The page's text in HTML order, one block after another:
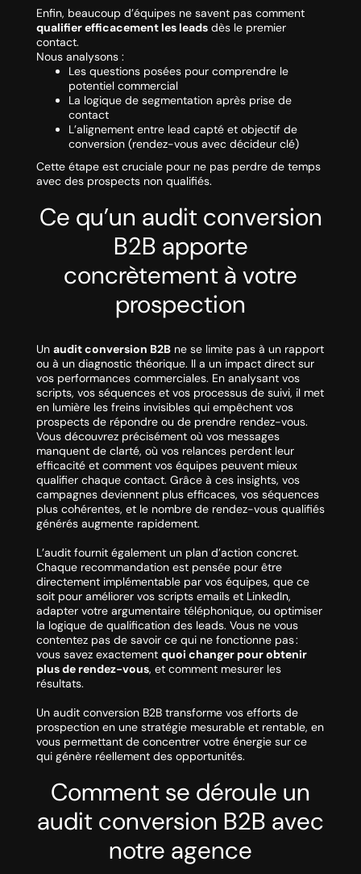
Enfin, beaucoup d’équipes ne savent pas comment
qualifier efficacement les leadsdès le premier
contact.
Nous analysons :
Les questions posées pour comprendre le
potentiel commercial
La logique de segmentation après prise de
contact
L’alignement entre lead capté et objectif de
conversion (rendez-vous avec décideur clé)
Cette étape est cruciale pour ne pas perdre de temps
avec des prospects non qualifiés.
Ce qu’un audit conversion
B2B apporte
concrètement à votre
prospection
Un audit conversion B2Bne se limite pas à un rapport
ou à un diagnostic théorique. Il a un impact direct sur
vos performances commerciales. En analysant vos
scripts, vos séquences et vos processus de suivi, il met
en lumière les freins invisibles qui empêchent vos
prospects de répondre ou de prendre rendez-vous.
Vous découvrez précisément où vos messages
manquent de clarté, où vos relances perdent leur
efficacité et comment vos équipes peuvent mieux
qualifier chaque contact. Grâce à ces insights, vos
campagnes deviennent plus efficaces, vos séquences
plus cohérentes, et le nombre de rendez-vous qualifiés
générés augmente rapidement.
L’audit fournit également un plan d’action concret.
Chaque recommandation est pensée pour être
directement implémentable par vos équipes, que ce
soit pour améliorer vos scripts emails et LinkedIn,
adapter votre argumentaire téléphonique, ou optimiser
la logique de qualification des leads. Vous ne vous
contentez pas de savoir ce qui ne fonctionne pas :
vous savez exactement quoi changer pour obtenir
plus de rendez-vous, et comment mesurer les
résultats.
Un audit conversion B2B transforme vos efforts de
prospection en une stratégie mesurable et rentable, en
vous permettant de concentrer votre énergie sur ce
qui génère réellement des opportunités.
Comment se déroule un
audit conversion B2B avec
notre agence